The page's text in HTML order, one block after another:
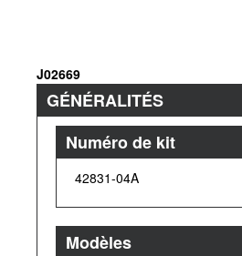
J02669
GÉNÉRALITÉS
Numéro de kit
42831-04A
Modèles